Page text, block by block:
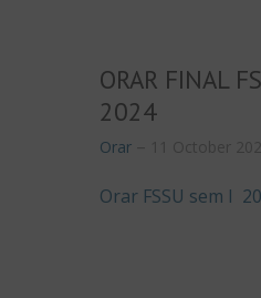
ORAR FINAL
2024
Orar
Orar FSSU sem I